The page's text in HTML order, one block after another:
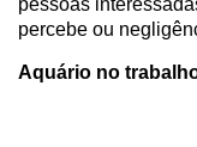
pessoas
percebe ou
Aquário no